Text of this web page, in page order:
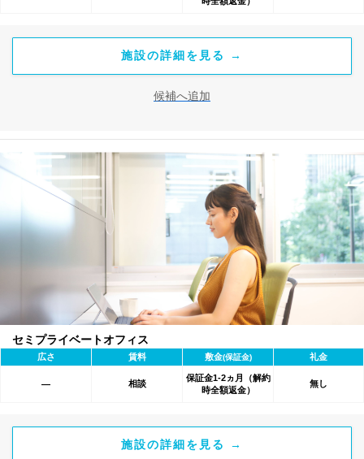
施設の詳細を見る →
候補へ追加
セミプライベートオフィス
広さ 賃料 敷金(保証金) 礼金
― 相談
保証金1-2ヵ月（解約
時全額返金）
無し
施設の詳細を見る →